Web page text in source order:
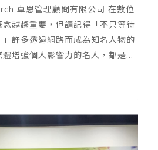
恩管理顧問有限公司 在數位
越趨重要，但請記得「不只等待
許多透過網路而成為知名人物的
增強個人影響力的名人，都是善